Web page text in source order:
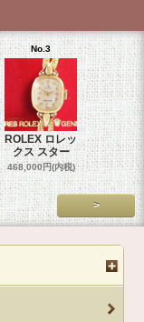
No.3
ROLEX ロレッ
クス スター
468,000円(内税)
No.4
ROLEX
クス
458,000円
>